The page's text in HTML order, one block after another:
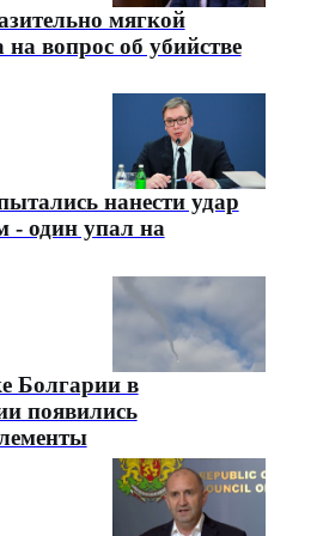
мягкой
вопрос об убийстве
нанести удар
- один упал на
Болгарии в
появились